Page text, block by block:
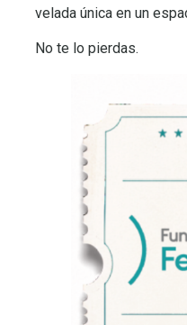
velada única en un
No te lo pierdas.